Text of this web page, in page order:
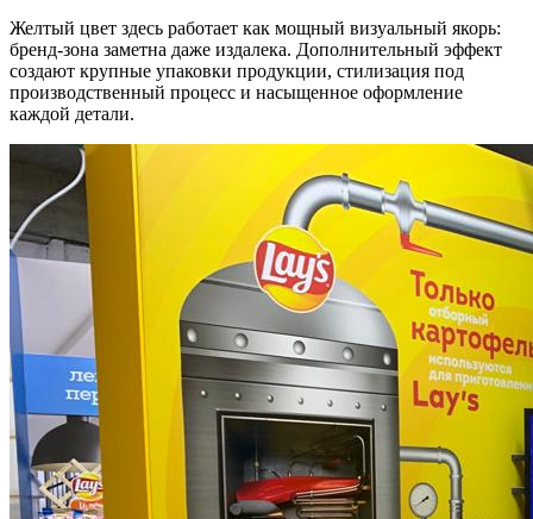
Желтый цвет здесь работает как мощный визуальный якорь:
бренд-зона заметна даже издалека. Дополнительный эффект
создают крупные упаковки продукции, стилизация под
производственный процесс и насыщенное оформление
каждой детали.